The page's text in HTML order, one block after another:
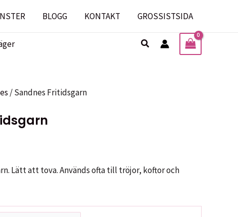
BLOGG KONTAKT GROSSISTSIDA
Sök
/ Sandnes Fritidsgarn
Lätt att tova. Används ofta till tröjor, koftor och